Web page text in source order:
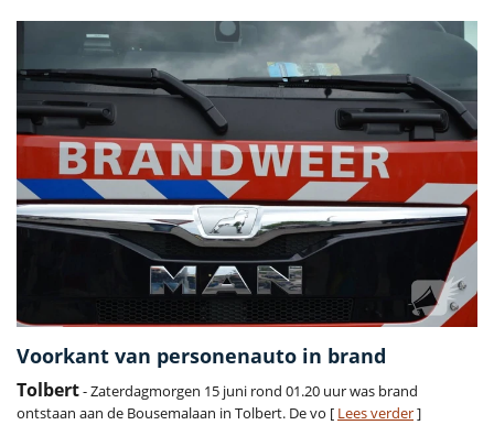
Voorkant van personenauto in brand
Tolbert- Zaterdagmorgen 15 juni rond 01.20 uur was brand
ontstaan aan de Bousemalaan in Tolbert. De vo [ Lees verder]